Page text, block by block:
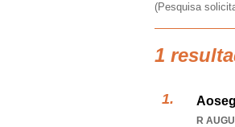
(Pesquisa
1
R